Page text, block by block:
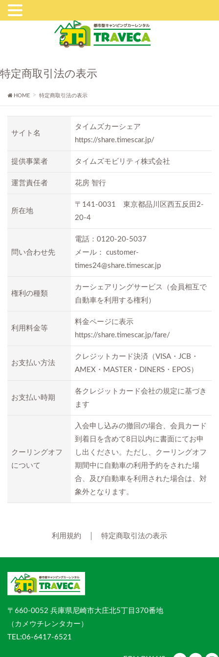
特定商取引法の表示
HOME 特定商取引法の表示
サイト名
タイムズカーシェア
https://share.timescar.jp/
提供事業者 タイムズモビリティ株式会社
運営責任者 花房 智行
所在地
〒141-0031 東京都品川区西五反田2-
20-4
問い合わせ先
電話：0120-20-5037
メール： customer-
times24@share.timescar.jp
権利の種類
カーシェアリングサービス（会員相互で
自動車を利用する権利）
利用料金等
料金ページに表示
https://share.timescar.jp/fare/
お支払い方法
クレジットカード決済（VISA・JCB・
AMEX・MASTER・DINERS・EPOS）
お支払い時期
各クレジットカード会社の規定に基づき
ます
クーリングオフ
について
入会申し込みの撤回の場合、会員カード
到着日を含めて8日以内に書面にてお申
し出ください。ただし、クーリングオフ
期間中に自動車の利用予約をされた場
合、及び自動車を利用された場合は、対
象外となります。
利用規約 特定商取引法の表示
〒660-0052 兵庫県尼崎市大庄北5丁目370番地
（カメウチレンタカー）
TEL:06-6417-6521